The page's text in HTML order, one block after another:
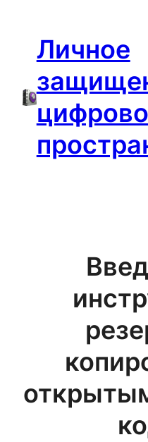
содержимому
Личное